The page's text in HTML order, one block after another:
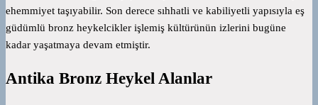
ehemmiyet taşıyabilir. Son derece sıhhatli ve kabiliyetli yapısıyla eş
güdümlü bronz heykelcikler işlemiş kültürünün izlerini bugüne
kadar yaşatmaya devam etmiştir.
Antika Bronz Heykel Alanlar